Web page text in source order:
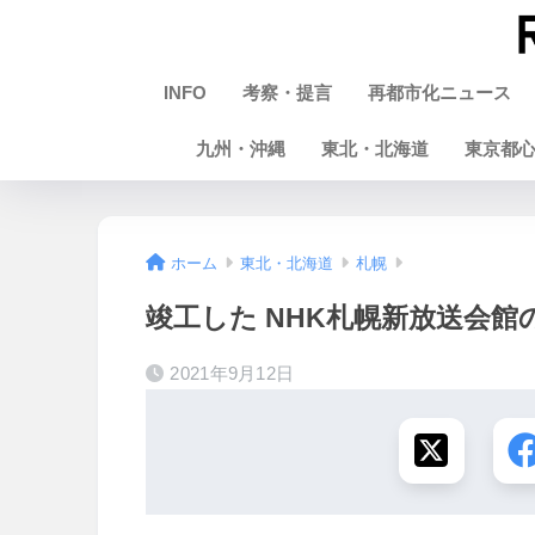
INFO 考察・提言 再都市化ニュース
九州・沖縄 東北・北海道 東京都心
ホーム 東北・北海道 札幌
竣工した NHK札幌新放送会館
2021年9月12日